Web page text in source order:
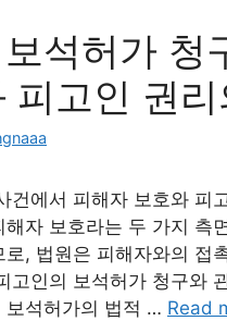
석허가 청
피고인 권리
건에서 피해자 보호와 피
자 보호라는 두 가지 측
, 법원은 피해자와의 접
고인의 보석허가 청구와
보석허가의 법적 … Read